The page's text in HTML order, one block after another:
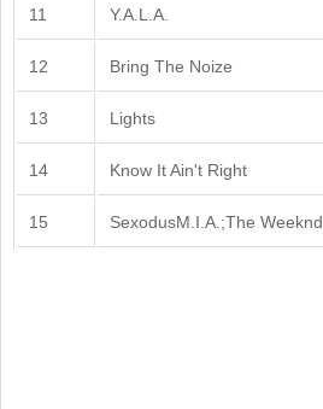
11 Y.A.L.A.
12 Bring The Noize
13 Lights
14 Know It Ain't Right
15 SexodusM.I.A.;The Weeknd